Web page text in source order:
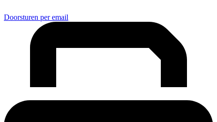
Doorsturen per email